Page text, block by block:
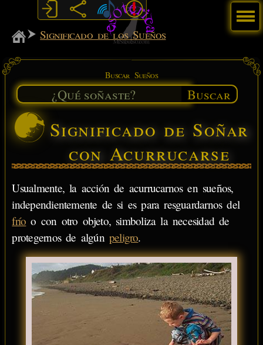
MiSabueso
Significado de los Sueños
Buscar Sueños
Buscar
Significado de Soñar
con Acurrucarse
Usualmente, la acción de acurrucarnos en sueños,
independientemente de si es para resguardarnos del
frío o con otro objeto, simboliza la necesidad de
protegernos de algún peligro.
Menú